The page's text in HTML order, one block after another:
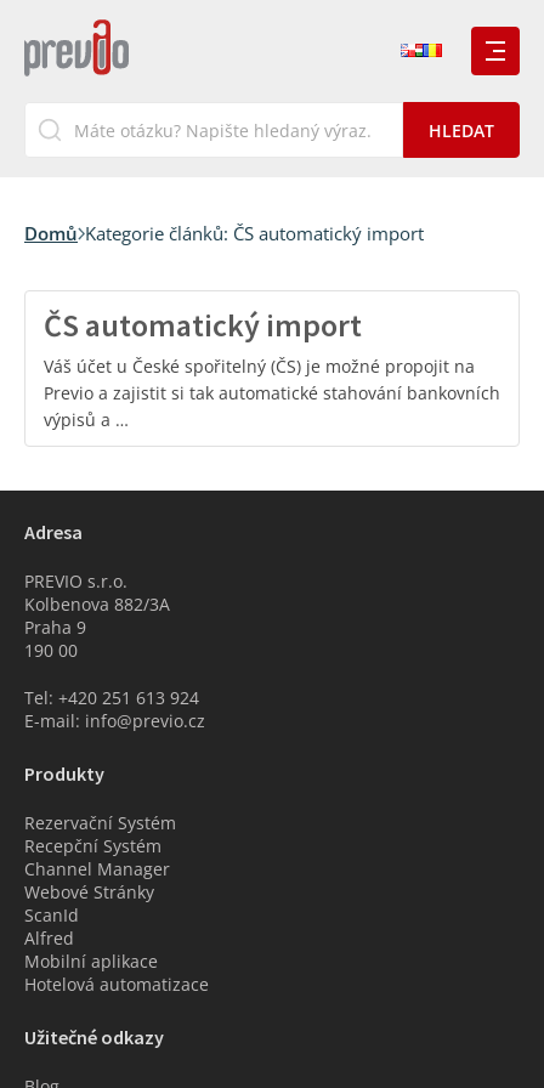
Domů Kategorie článků: ČS automatický import
ČS automatický import
Váš účet u České spořitelný (ČS) je možné propojit na
Previo a zajistit si tak automatické stahování bankovních
výpisů a …
Adresa
PREVIO s.r.o.
Kolbenova 882/3A
Praha 9
190 00
Tel: +420 251 613 924
E-mail: info@previo.cz
Produkty
Rezervační Systém
Recepční Systém
Channel Manager
Webové Stránky
ScanId
Alfred
Mobilní aplikace
Hotelová automatizace
Užitečné odkazy